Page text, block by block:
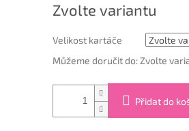
cena:
Zvolte variantu
Velikost kartáče
Můžeme doručit do: Zvolte
Přidat do